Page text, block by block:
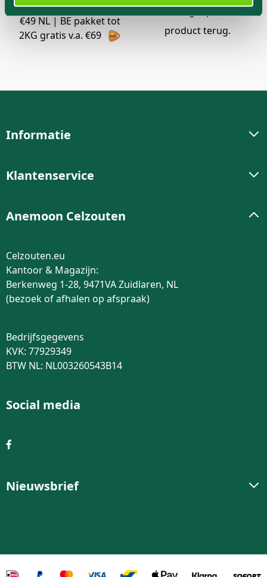
Gratis verzending v.a.
€49 NL | BE pakket tot
2KG gratis v.a. €69
het ongeopende
product terug.
Informatie
Klantenservice
Anemoon Celzouten
Celzouten.eu
Kantoor & Magazijn:
Berkenweg 1-28, 9471VA Zuidlaren, NL
(bezoek of afhalen op afspraak)
Bedrijfsgegevens
KVK: 77929349
BTW NL: NL003260543B14
Social media
Nieuwsbrief